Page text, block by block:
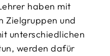
haben mit
Zielgruppen und
unterschiedlichen
werden dafür